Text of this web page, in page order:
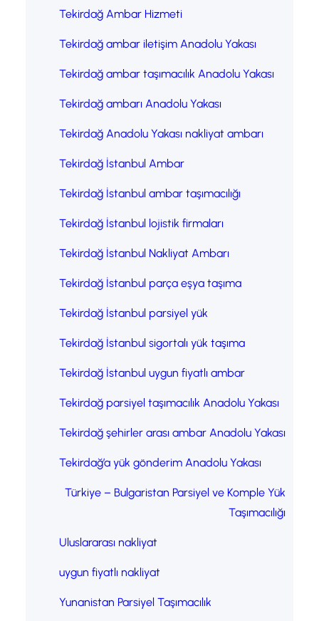
Tekirdağ Ambar Hizmeti
Tekirdağ ambar iletişim Anadolu Yakası
Tekirdağ ambar taşımacılık Anadolu Yakası
Tekirdağ ambarı Anadolu Yakası
Tekirdağ Anadolu Yakası nakliyat ambarı
Tekirdağ İstanbul Ambar
Tekirdağ İstanbul ambar taşımacılığı
Tekirdağ İstanbul lojistik firmaları
Tekirdağ İstanbul Nakliyat Ambarı
Tekirdağ İstanbul parça eşya taşıma
Tekirdağ İstanbul parsiyel yük
Tekirdağ İstanbul sigortalı yük taşıma
Tekirdağ İstanbul uygun fiyatlı ambar
Tekirdağ parsiyel taşımacılık Anadolu Yakası
Tekirdağ şehirler arası ambar Anadolu Yakası
Tekirdağ’a yük gönderim Anadolu Yakası
Türkiye – Bulgaristan Parsiyel ve Komple Yük
Taşımacılığı
Uluslararası nakliyat
uygun fiyatlı nakliyat
Yunanistan Parsiyel Taşımacılık